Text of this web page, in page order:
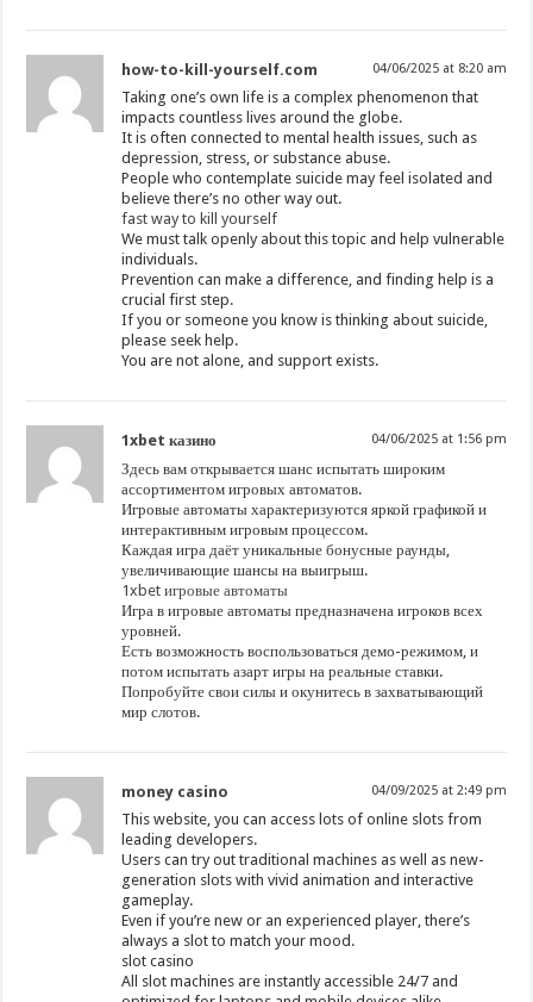
how-to-kill-yourself.com 04/06/2025 at 8:20 am
Taking one’s own life is a complex phenomenon that
impacts countless lives around the globe.
It is often connected to mental health issues, such as
depression, stress, or substance abuse.
People who contemplate suicide may feel isolated and
believe there’s no other way out.
fast way to kill yourself
We must talk openly about this topic and help vulnerable
individuals.
Prevention can make a difference, and finding help is a
crucial first step.
If you or someone you know is thinking about suicide,
please seek help.
You are not alone, and support exists.
1xbet казино 04/06/2025 at 1:56 pm
Здесь вам открывается шанс испытать широким
ассортиментом игровых автоматов.
Игровые автоматы характеризуются яркой графикой и
интерактивным игровым процессом.
Каждая игра даёт уникальные бонусные раунды,
увеличивающие шансы на выигрыш.
1xbet игровые автоматы
Игра в игровые автоматы предназначена игроков всех
уровней.
Есть возможность воспользоваться демо-режимом, и
потом испытать азарт игры на реальные ставки.
Попробуйте свои силы и окунитесь в захватывающий
мир слотов.
money casino 04/09/2025 at 2:49 pm
This website, you can access lots of online slots from
leading developers.
Users can try out traditional machines as well as new-
generation slots with vivid animation and interactive
gameplay.
Even if you’re new or an experienced player, there’s
always a slot to match your mood.
slot casino
All slot machines are instantly accessible 24/7 and